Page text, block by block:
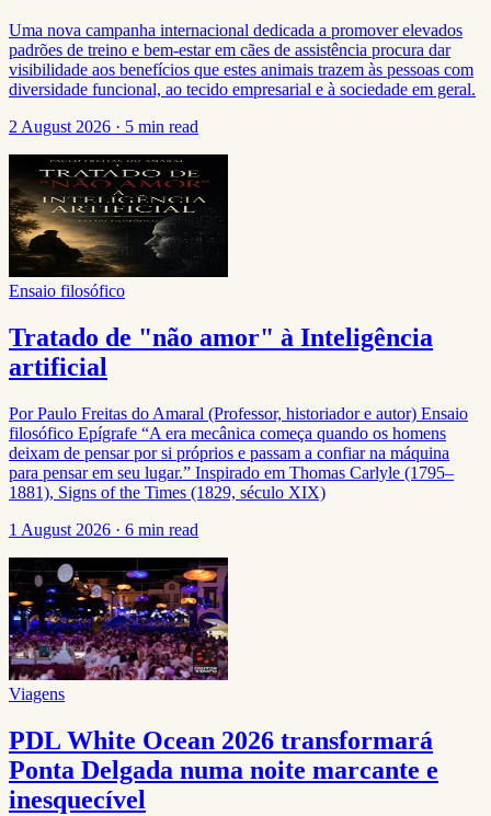
Uma nova campanha internacional dedicada a promover elevados
padrões de treino e bem-estar em cães de assistência procura dar
visibilidade aos benefícios que estes animais trazem às pessoas com
diversidade funcional, ao tecido empresarial e à sociedade em geral.
2 August 2026 · 5 min read
Ensaio filosófico
Tratado de "não amor" à Inteligência
artificial
Por Paulo Freitas do Amaral (Professor, historiador e autor) Ensaio
filosófico Epígrafe “A era mecânica começa quando os homens
deixam de pensar por si próprios e passam a confiar na máquina
para pensar em seu lugar.” Inspirado em Thomas Carlyle (1795–
1881), Signs of the Times (1829, século XIX)
1 August 2026 · 6 min read
Viagens
PDL White Ocean 2026 transformará
Ponta Delgada numa noite marcante e
inesquecível